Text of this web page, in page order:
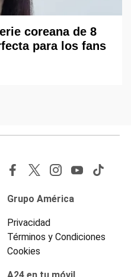
coreana de 8
para los fans
Grupo América
Privacidad
Términos y Condiciones
Cookies